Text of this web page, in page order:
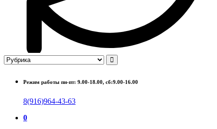
Режим работы пн-пт: 9.00-18.00, сб:9.00-16.00
8(916)964-43-63
0